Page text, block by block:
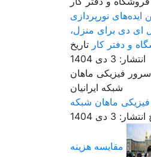
ایده‌های نورپردازی
ای دی برای منزل،
و دفتر کار تاریخ
انتشار: 3 دی 1404
ماهان شبکه
3 دی 1404
مقایسه هزینه